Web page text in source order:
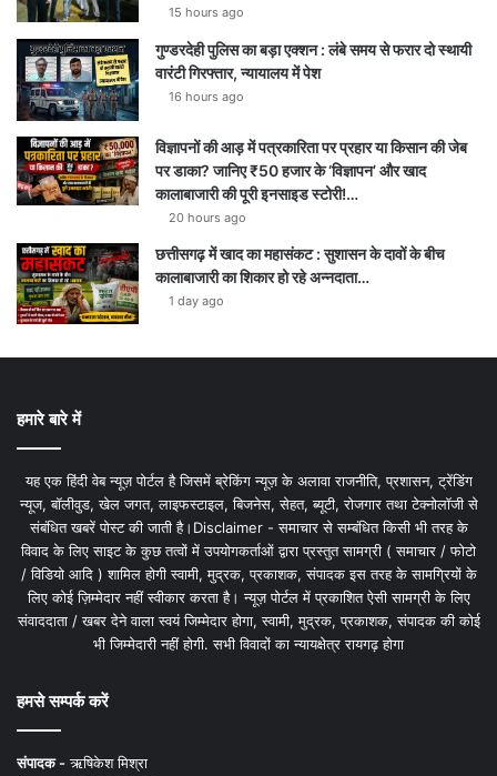
15 hours ago
गुण्डरदेही पुलिस का बड़ा एक्शन : लंबे समय से फरार दो स्थायी
वारंटी गिरफ्तार, न्यायालय में पेश
16 hours ago
विज्ञापनों की आड़ में पत्रकारिता पर प्रहार या किसान की जेब
पर डाका? जानिए ₹50 हजार के ‘विज्ञापन’ और खाद
कालाबाजारी की पूरी इनसाइड स्टोरी!…
20 hours ago
छत्तीसगढ़ में खाद का महासंकट : सुशासन के दावों के बीच
कालाबाजारी का शिकार हो रहे अन्नदाता…
1 day ago
हमारे बारे में
यह एक हिंदी वेब न्यूज़ पोर्टल है जिसमें ब्रेकिंग न्यूज़ के अलावा राजनीति, प्रशासन, ट्रेंडिंग
न्यूज, बॉलीवुड, खेल जगत, लाइफस्टाइल, बिजनेस, सेहत, ब्यूटी, रोजगार तथा टेक्नोलॉजी से
संबंधित खबरें पोस्ट की जाती है।Disclaimer - समाचार से सम्बंधित किसी भी तरह के
विवाद के लिए साइट के कुछ तत्वों में उपयोगकर्ताओं द्वारा प्रस्तुत सामग्री ( समाचार / फोटो
/ विडियो आदि ) शामिल होगी स्वामी, मुद्रक, प्रकाशक, संपादक इस तरह के सामग्रियों के
लिए कोई ज़िम्मेदार नहीं स्वीकार करता है। न्यूज़ पोर्टल में प्रकाशित ऐसी सामग्री के लिए
संवाददाता / खबर देने वाला स्वयं जिम्मेदार होगा, स्वामी, मुद्रक, प्रकाशक, संपादक की कोई
भी जिम्मेदारी नहीं होगी. सभी विवादों का न्यायक्षेत्र रायगढ़ होगा
हमसे सम्पर्क करें
संपादक -ऋषिकेश मिश्रा